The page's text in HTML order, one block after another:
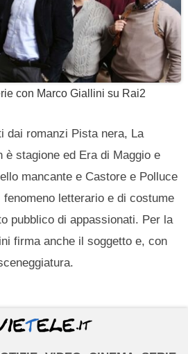
con Marco Giallini su Rai2
dai romanzi Pista nera, La
è stagione ed Era di Maggio e
mancante e Castore e Polluce
letterario e di costume
pubblico di appassionati. Per la
firma anche il soggetto e, con